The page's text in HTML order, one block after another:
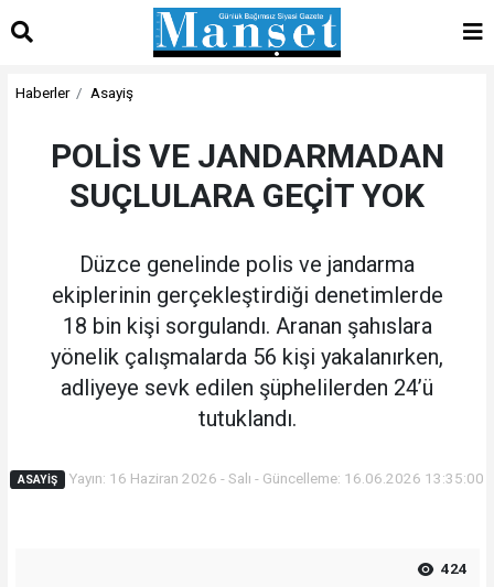
Haberler Asayiş
POLİS VE JANDARMADAN
SUÇLULARA GEÇİT YOK
Düzce genelinde polis ve jandarma
ekiplerinin gerçekleştirdiği denetimlerde
18 bin kişi sorgulandı. Aranan şahıslara
yönelik çalışmalarda 56 kişi yakalanırken,
adliyeye sevk edilen şüphelilerden 24’ü
tutuklandı.
ASAYIŞ Yayın: 16 Haziran 2026 - Salı - Güncelleme: 16.06.2026 13:35:00
424